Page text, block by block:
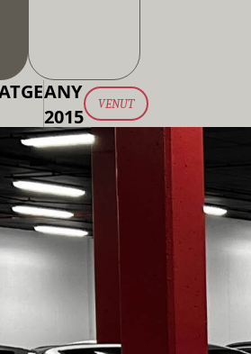
ANY
2015
VENUT